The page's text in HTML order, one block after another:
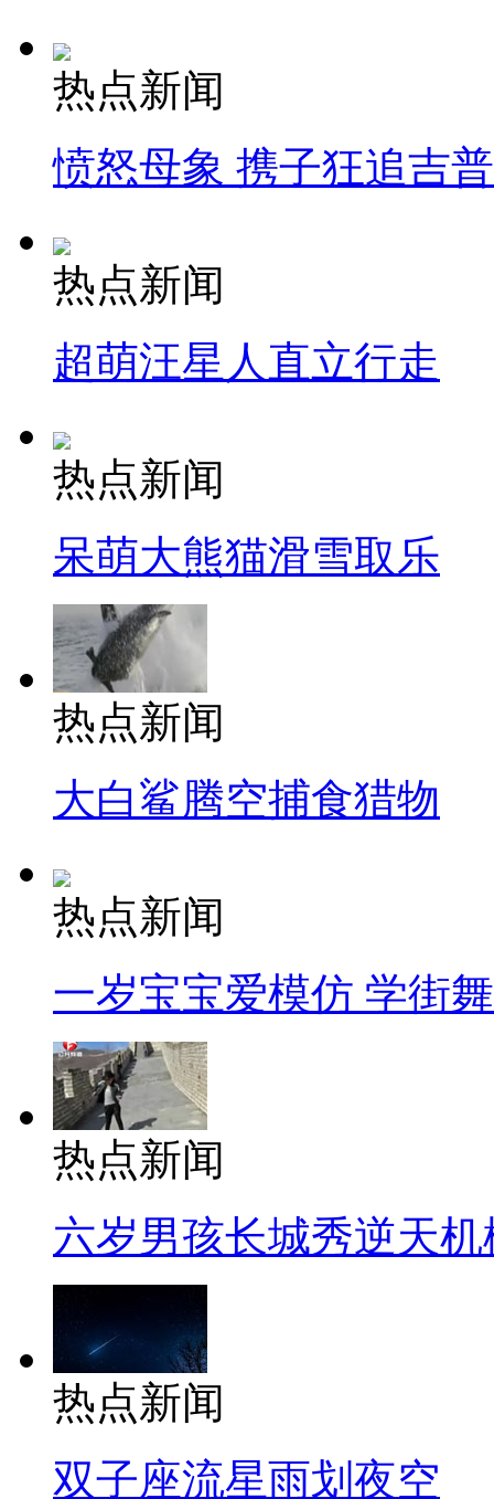
热点新闻
愤怒母象 携子狂追吉
热点新闻
超萌汪星人直立行走
热点新闻
呆萌大熊猫滑雪取乐
热点新闻
大白鲨腾空捕食猎物
热点新闻
一岁宝宝爱模仿 学街
热点新闻
六岁男孩长城秀逆天机
热点新闻
双子座流星雨划夜空